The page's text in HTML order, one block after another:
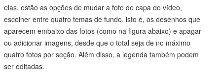
elas, estão as opções de mudar a foto de capa do vídeo,
escolher entre quatro temas de fundo, isto é, os desenhos que
aparecem embaixo das fotos (como na figura abaixo) e apagar
ou adicionar imagens, desde que o total seja de no máximo
quatro fotos por seção. Além disso, a legenda também podem
ser editadas.